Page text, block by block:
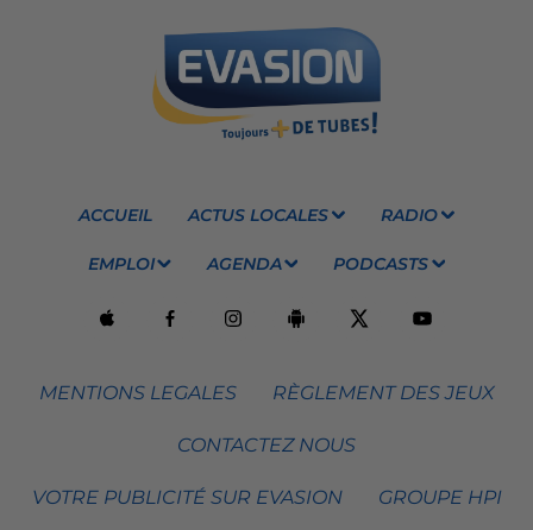
ACCUEIL ACTUS LOCALES RADIO
EMPLOI AGENDA PODCASTS
MENTIONS LEGALES RÈGLEMENT DES JEUX
CONTACTEZ NOUS
VOTRE PUBLICITÉ SUR EVASION GROUPE HPI